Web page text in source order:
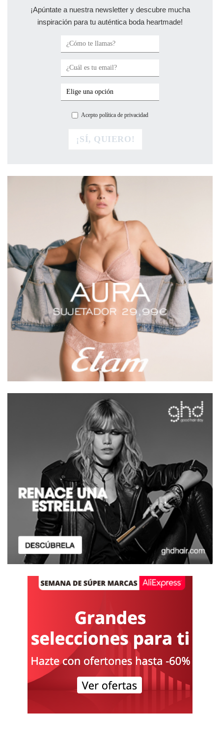
¡Apúntate a nuestra newsletter y descubre mucha
inspiración para tu auténtica boda heartmade!
Acepto política de privacidad